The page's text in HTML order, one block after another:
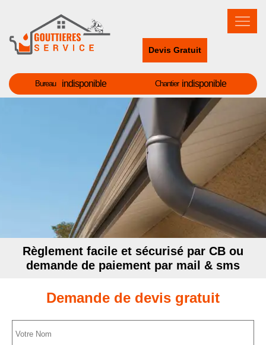
Devis Gratuit
Bureau indisponible Chantier indisponible
Règlement facile et sécurisé par CB ou
demande de paiement par mail & sms
Demande de devis gratuit